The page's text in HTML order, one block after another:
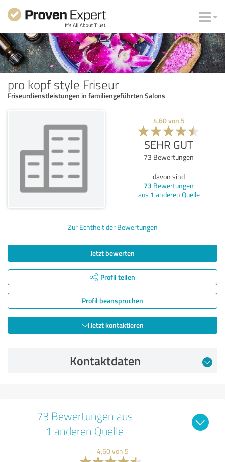
pro kopf style Friseur
Friseurdienstleistungen in familiengeführten Salons
4,60von 5
SEHR GUT
73 Bewertungen
davon sind
73 Bewertungen
aus 1 anderen Quelle
Zur Echtheit der Bewertungen
Jetzt bewerten
Profil teilen
Profil beanspruchen
Jetzt kontaktieren
Kontaktdaten
73 Bewertungen aus
1 anderen Quelle
4,60 von 5